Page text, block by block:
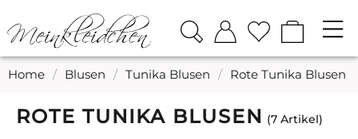
Home / Blusen / Tunika Blusen / Rote Tunika Blusen
ROTE TUNIKA BLUSEN 7 Artikel